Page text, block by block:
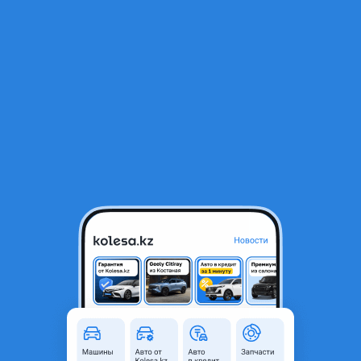
Алматы, Алматинская